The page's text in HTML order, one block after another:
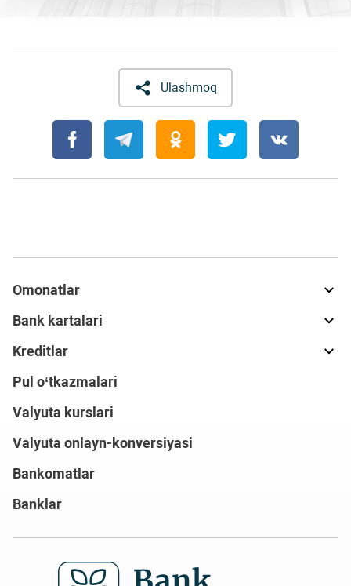
Ulashmoq
Omonatlar
Bank kartalari
Kreditlar
Pul o‘tkazmalari
Valyuta kurslari
Valyuta onlayn-konversiyasi
Bankomatlar
Banklar